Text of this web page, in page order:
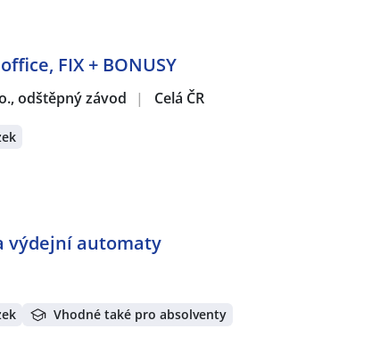
FIX + BONUSY
odštěpný závod | Celá ČR
výdejní automaty
Vhodné také pro absolventy